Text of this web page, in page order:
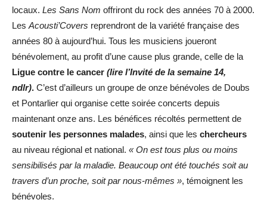
locaux. Les Sans Nom offriront du rock des années 70 à 2000.
Les Acousti’Covers reprendront de la variété française des
années 80 à aujourd’hui. Tous les musiciens joueront
bénévolement, au profit d’une cause plus grande, celle de la
Ligue contre le cancer (lire l’Invité de la semaine 14,
ndlr). C’est d’ailleurs un groupe de onze bénévoles de Doubs
et Pontarlier qui organise cette soirée concerts depuis
maintenant onze ans. Les bénéfices récoltés permettent de
soutenir les personnes malades, ainsi que les chercheurs
au niveau régional et national. « On est tous plus ou moins
sensibilisés par la maladie. Beaucoup ont été touchés soit au
travers d’un proche, soit par nous-mêmes », témoignent les
bénévoles.